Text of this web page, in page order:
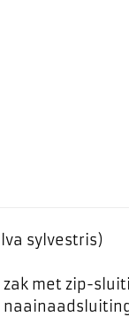
sylvestris)
met zip-